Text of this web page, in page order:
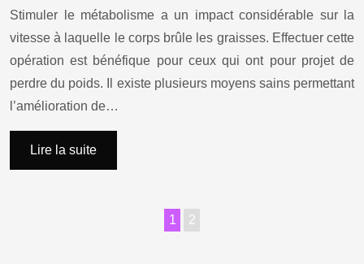
Stimuler le métabolisme a un impact considérable sur la
vitesse à laquelle le corps brûle les graisses. Effectuer cette
opération est bénéfique pour ceux qui ont pour projet de
perdre du poids. Il existe plusieurs moyens sains permettant
l’amélioration de…
Lire la suite
1 2